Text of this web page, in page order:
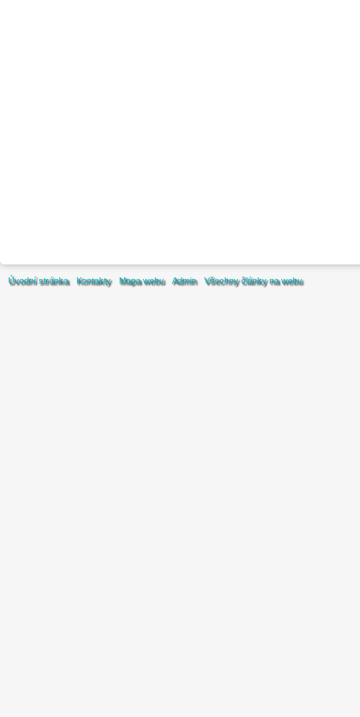
Úvodní stránka Kontakty Mapa webu Admin Všechny články na webu